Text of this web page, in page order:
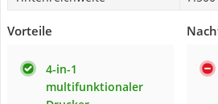
Vorteile
4-in-1
multifunktionaler